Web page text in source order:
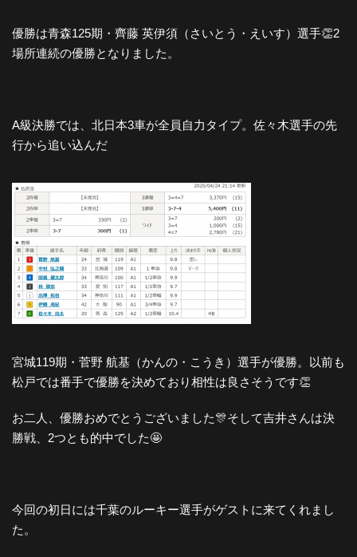
優勝は青森125期・齊藤 英伊須（さいとう・えいす）選手👏2
場所連続の優勝となりました。
A級決勝では、北日本3車が全員自力タイプ。佐々木選手の先
行から追い込んだ
宮城119期・菅野 航基（かんの・こうき）選手が優勝。以前も
松戸では番手で優勝を決めており相性は良さそうです👏
お二人、優勝おめでとうございました🎊そして吉井さんは決
勝戦、2つとも的中でした🤩
今回の初日には千葉のルーキー選手がゲストに来てくれまし
た。